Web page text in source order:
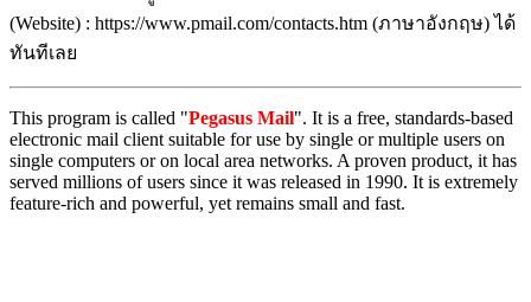
(Website) : https://www.pmail.com/contacts.htm (ภาษาอังกฤษ) ได้
ทันทีเลย
This program is called "Pegasus Mail". It is a free, standards-based
electronic mail client suitable for use by single or multiple users on
single computers or on local area networks. A proven product, it has
served millions of users since it was released in 1990. It is extremely
feature-rich and powerful, yet remains small and fast.